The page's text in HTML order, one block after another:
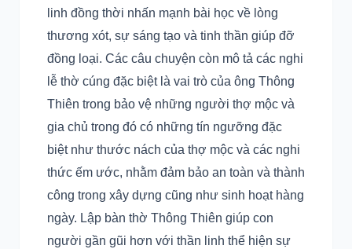
linh đồng thời nhấn mạnh bài học về lòng
thương xót, sự sáng tạo và tinh thần giúp đỡ
đồng loại. Các câu chuyện còn mô tả các nghi
lễ thờ cúng đặc biệt là vai trò của ông Thông
Thiên trong bảo vệ những người thợ mộc và
gia chủ trong đó có những tín ngưỡng đặc
biệt như thước nách của thợ mộc và các nghi
thức ếm ước, nhằm đảm bảo an toàn và thành
công trong xây dựng cũng như sinh hoạt hàng
ngày. Lập bàn thờ Thông Thiên giúp con
người gần gũi hơn với thần linh thể hiện sự